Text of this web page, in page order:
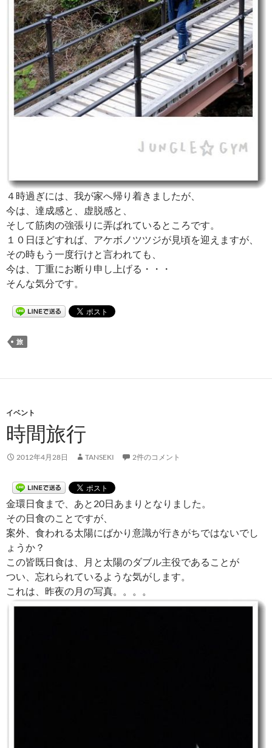
４時過ぎには、我が家へ帰り着きましたが、
今は、達成感と、虚脱感と、
そして筋肉の強張りに弄ばれているところです。
１０日ほどすれば、アケボノツツジが見頃を迎えますが、
その時もう一度行けと言われても、
今は、丁重にお断り申し上げる・・・
そんな気分です。
旅
イベント
時間旅行
2012年4月28日 TANSEKI 2件のコメント
金環日食まで、あと20日あまりとなりました。
その日食のことですが、
案外、食われる太陽にばかり意識が行きがちではないでし
ょうか？
この皆既日食は、月と太陽のダブル主役であることが
つい、忘れられているような気がします。
これは、昨夜の月の写真。。。。